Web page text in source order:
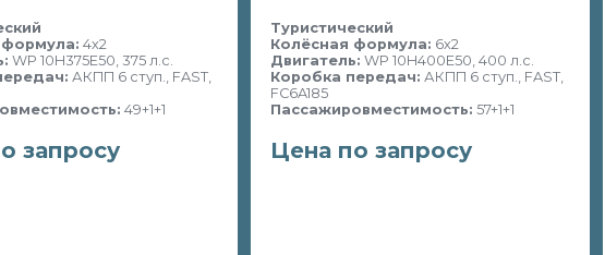
4х2
WP 10H375E50, 375 л.с.
АКПП 6 ступ., FAST,
49+1+1
запросу
Туристический
Колёсная формула: 6х2
Двигатель: WP 10H400E50, 400 л.с.
Коробка передач: АКПП 6 ступ., FAST,
FC6A185
Пассажировместимость: 57+1+1
Цена по запросу